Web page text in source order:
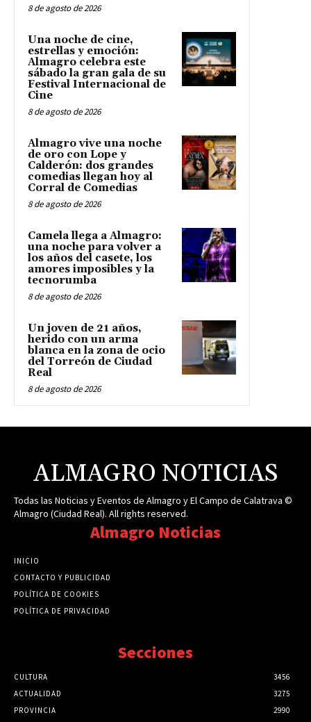
8 de agosto de 2026
Una noche de cine,
estrellas y emoción:
Almagro celebra este
sábado la gran gala de su
Festival Internacional de
Cine
8 de agosto de 2026
Almagro vive una noche
de oro con Lope y
Calderón: dos grandes
comedias llegan hoy al
Corral de Comedias
8 de agosto de 2026
Camela llega a Almagro:
una noche para volver a
los años del casete, los
amores imposibles y la
tecnorumba
8 de agosto de 2026
Un joven de 21 años,
herido con un arma
blanca en la zona de ocio
del Torreón de Ciudad
Real
8 de agosto de 2026
ALMAGRO NOTICIAS
Todas las Noticias y Eventos de Almagro y El Campo de Calatrava ©
Almagro (Ciudad Real). All rights reserved.
Almagro Noticias
INICIO
CONTACTO Y PUBLICIDAD
POLÍTICA DE COOKIES
POLÍTICA DE PRIVACIDAD
Secciones
CULTURA
3456
ACTUALIDAD
3275
PROVINCIA
2990